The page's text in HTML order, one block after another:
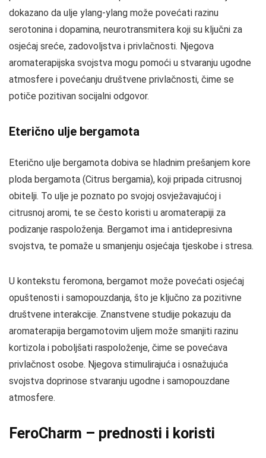
dokazano da ulje ylang-ylang može povećati razinu
serotonina i dopamina, neurotransmitera koji su ključni za
osjećaj sreće, zadovoljstva i privlačnosti. Njegova
aromaterapijska svojstva mogu pomoći u stvaranju ugodne
atmosfere i povećanju društvene privlačnosti, čime se
potiče pozitivan socijalni odgovor.
Eterično ulje bergamota
Eterično ulje bergamota dobiva se hladnim prešanjem kore
ploda bergamota (Citrus bergamia), koji pripada citrusnoj
obitelji. To ulje je poznato po svojoj osvježavajućoj i
citrusnoj aromi, te se često koristi u aromaterapiji za
podizanje raspoloženja. Bergamot ima i antidepresivna
svojstva, te pomaže u smanjenju osjećaja tjeskobe i stresa.
U kontekstu feromona, bergamot može povećati osjećaj
opuštenosti i samopouzdanja, što je ključno za pozitivne
društvene interakcije. Znanstvene studije pokazuju da
aromaterapija bergamotovim uljem može smanjiti razinu
kortizola i poboljšati raspoloženje, čime se povećava
privlačnost osobe. Njegova stimulirajuća i osnažujuća
svojstva doprinose stvaranju ugodne i samopouzdane
atmosfere.
FeroCharm – prednosti i koristi